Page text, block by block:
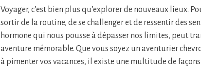
Voyager, c’est bien plus qu’explorer de nouveaux lieux.
sortir de la routine, de se challenger et de ressentir des
hormone qui nous pousse à dépasser nos limites, peut
aventure mémorable. Que vous soyez un aventurier
à pimenter vos vacances, il existe une multitude de